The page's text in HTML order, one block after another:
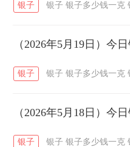
银子 银子 银子多少钱一克
（2026年5月19日）今
银子 银子 银子多少钱一克
（2026年5月18日）今
银子 银子 银子多少钱一克